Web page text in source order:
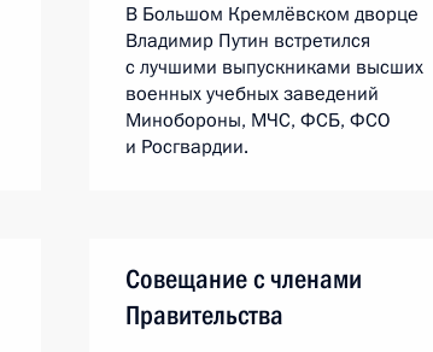
В Большом Кремлёвском дворце
Владимир Путин встретился
с лучшими выпускниками высших
военных учебных заведений
Минобороны, МЧС, ФСБ, ФСО
и Росгвардии.
Совещание с членами
Правительства